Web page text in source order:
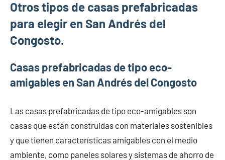
Otros tipos de casas prefabricadas
para elegir en San Andrés del
Congosto.
Casas prefabricadas de tipo eco-
amigables en San Andrés del Congosto
Las casas prefabricadas de tipo eco-amigables son
casas que están construidas con materiales sostenibles
y que tienen características amigables con el medio
ambiente, como paneles solares y sistemas de ahorro de